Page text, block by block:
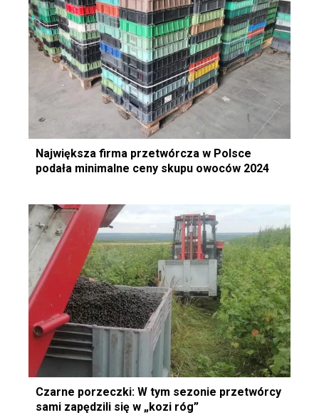
Największa firma przetwórcza w Polsce
podała minimalne ceny skupu owoców 2024
Czarne porzeczki: W tym sezonie przetwórcy
sami zapędzili się w „kozi róg”